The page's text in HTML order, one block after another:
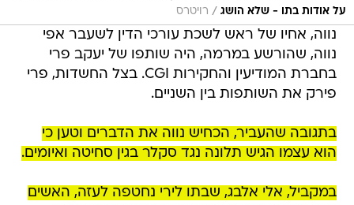
על אודות בתו - שלא הושג / רויטרס
נווה, אחיו של ראש לשכת עורכי הדין לשעבר אפי
נווה, שהורשע במרמה, היה שותפו של יעקב פרי
בחברת המודיעין והחקירות CGI. בצל החשדות, פרי
פירק את השותפות בין השניים.
בתגובה שהעביר, הכחיש נווה את הדברים וטען כי
הוא עצמו הגיש תלונה נגד סקלר בגין סחיטה ואיומים.
במקביל, אלי אלבג, שבתו לירי נחטפה לעזה, האשים